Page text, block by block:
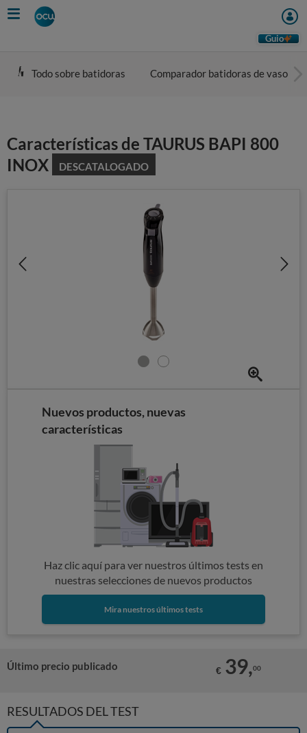
Skip
to
Guio
Todo sobre batidoras Comparador batidoras de vaso
Características de TAURUS BAPI 800
INOX
DESCATALOGADO
Nuevos productos, nuevas
características
Haz clic aquí para ver nuestros últimos tests en
nuestras selecciones de nuevos productos
Mira nuestros últimos tests
Último precio publicado € 39,00
RESULTADOS DEL TEST